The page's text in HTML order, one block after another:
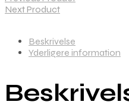
Next Product
Beskrivelse
Yderligere information